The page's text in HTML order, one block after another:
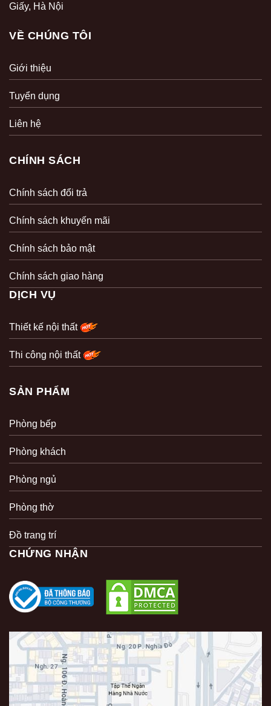
Giấy, Hà Nội
VỀ CHÚNG TÔI
Giới thiệu
Tuyển dụng
Liên hệ
CHÍNH SÁCH
Chính sách đổi trả
Chính sách khuyến mãi
Chính sách bảo mật
Chính sách giao hàng
DỊCH VỤ
Thiết kế nội thất
Thi công nội thất
SẢN PHẨM
Phòng bếp
Phòng khách
Phòng ngủ
Phòng thờ
Đồ trang trí
CHỨNG NHẬN